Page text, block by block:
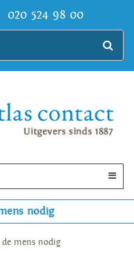
020 524 98 00
nodig
mens nodig